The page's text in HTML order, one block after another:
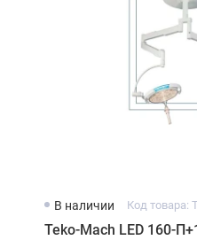
В наличии Код товара:
Teko-Mach LED 160-